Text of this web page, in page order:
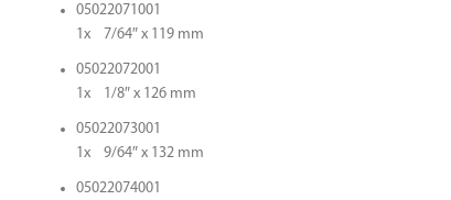
05022071001
1x 7/64″ x 119 mm
05022072001
1x 1/8″ x 126 mm
05022073001
1x 9/64″ x 132 mm
05022074001